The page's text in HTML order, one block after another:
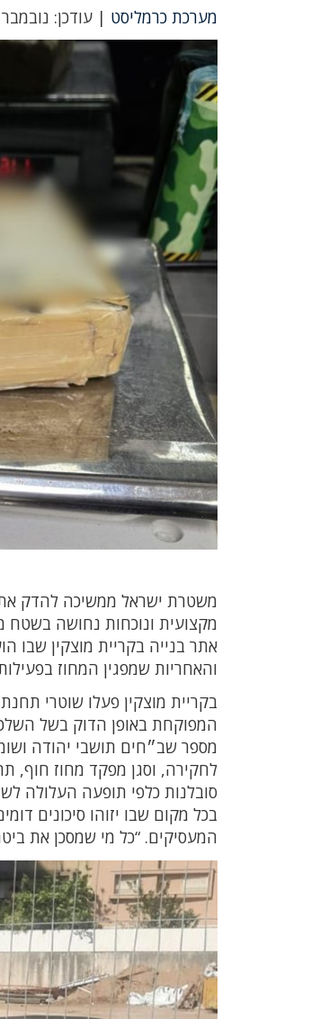
מערכת כרמליסט | עודכן: נובמבר 21, 2025
משטרת ישראל ממשיכה להדק
מקצועית ונוכחות נחושה בשטח
אתר בנייה בקריית מוצקין שבו
והאחריות שמפגין המחוז
בקריית מוצקין פעלו שוטרי
המפוקחת באופן הדוק בשל
מספר שב״חים תושבי יהודה
לחקירה, וסגן מפקד מחוז חוף,
סובלנות כלפי תופעה העלולה
בכל מקום שבו יזוהו סיכונים
המעסיקים. “כל מי שמסכן את